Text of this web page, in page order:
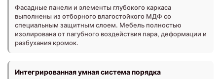
Фасадные панели и элементы глубокого каркаса
выполнены из отборного влагостойкого МДФ со
специальным защитным слоем. Мебель полностью
изолирована от пагубного воздействия пара, деформации и
разбухания кромок.
Интегрированная умная система порядка